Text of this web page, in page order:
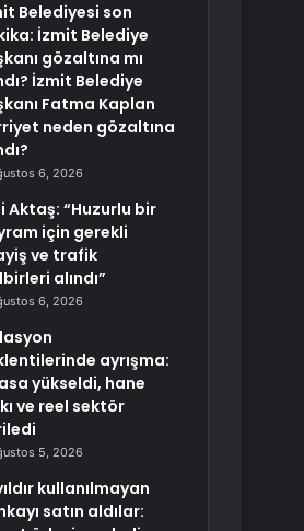
Belediyesi son
İzmit Belediye
gözaltına mı
İzmit Belediye
Fatma Kaplan
neden gözaltına
6, 2026
Aktaş: “Huzurlu bir
için gerekli
ve trafik
alındı”
6, 2026
ayrışma:
yükseldi, hane
ve reel sektör
5, 2026
kullanılmayan
satın aldılar: